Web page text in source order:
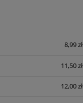
8,99 zł
11,50 zł
12,00 zł